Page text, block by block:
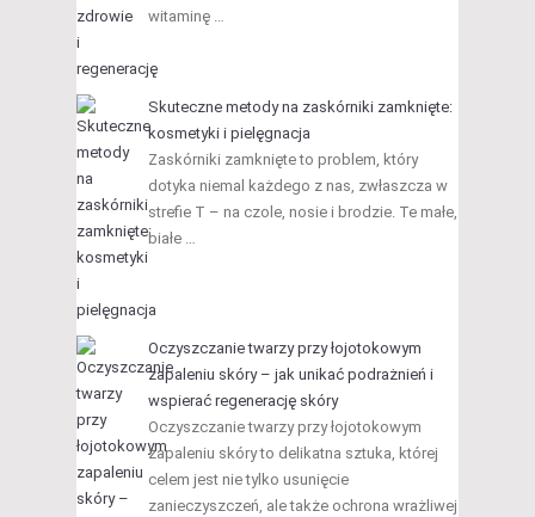
witaminę …
Skuteczne metody na zaskórniki zamknięte:
kosmetyki i pielęgnacja
Zaskórniki zamknięte to problem, który
dotyka niemal każdego z nas, zwłaszcza w
strefie T – na czole, nosie i brodzie. Te małe,
białe …
Oczyszczanie twarzy przy łojotokowym
zapaleniu skóry – jak unikać podrażnień i
wspierać regenerację skóry
Oczyszczanie twarzy przy łojotokowym
zapaleniu skóry to delikatna sztuka, której
celem jest nie tylko usunięcie
zanieczyszczeń, ale także ochrona wrażliwej